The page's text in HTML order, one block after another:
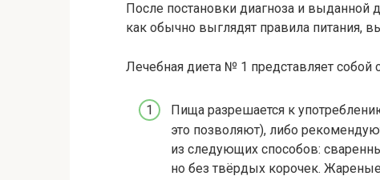
После постановки диагноза и выданной
как обычно выглядят правила питания,
Лечебная диета № 1 представляет
Пища разрешается к
это позволяют), либо
из следующих способов:
но без твёрдых корочек.